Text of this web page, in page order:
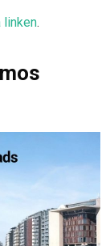
linken.